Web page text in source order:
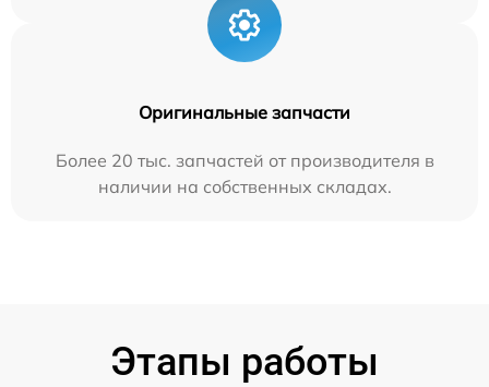
Оригинальные запчасти
Более 20 тыс. запчастей от производителя в
наличии на собственных складах.
Этапы работы